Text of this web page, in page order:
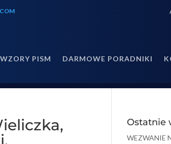
WZORY PISM DARMOWE PORADNIKI
Ostatnie
WEZWANIE